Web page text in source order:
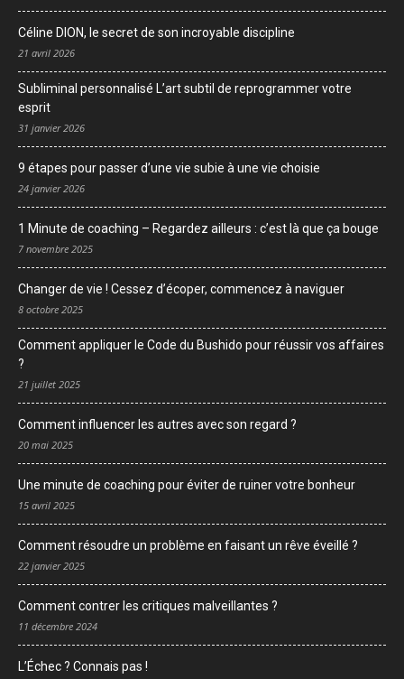
Céline DION, le secret de son incroyable discipline
21 avril 2026
Subliminal personnalisé L’art subtil de reprogrammer votre
esprit
31 janvier 2026
9 étapes pour passer d’une vie subie à une vie choisie
24 janvier 2026
1 Minute de coaching – Regardez ailleurs : c’est là que ça bouge
7 novembre 2025
Changer de vie ! Cessez d’écoper, commencez à naviguer
8 octobre 2025
Comment appliquer le Code du Bushido pour réussir vos affaires
?
21 juillet 2025
Comment influencer les autres avec son regard ?
20 mai 2025
Une minute de coaching pour éviter de ruiner votre bonheur
15 avril 2025
Comment résoudre un problème en faisant un rêve éveillé ?
22 janvier 2025
Comment contrer les critiques malveillantes ?
11 décembre 2024
L’Échec ? Connais pas !